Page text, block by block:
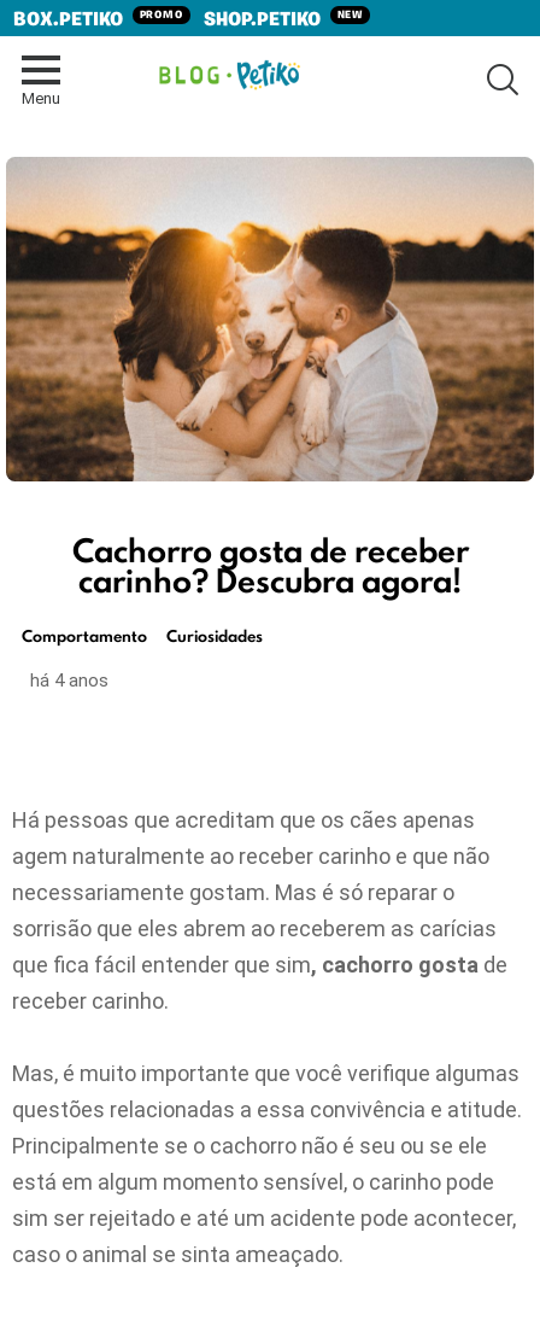
BOX.PETIKO PROMO SHOP.PETIKO NEW
Menu
Cachorro gosta de receber
carinho? Descubra agora!
Comportamento Curiosidades
há 4 anos
Há pessoas que acreditam que os cães apenas
agem naturalmente ao receber carinho e que não
necessariamente gostam. Mas é só reparar o
sorrisão que eles abrem ao receberem as carícias
que fica fácil entender que sim, cachorro gosta de
receber carinho.
Mas, é muito importante que você verifique algumas
questões relacionadas a essa convivência e atitude.
Principalmente se o cachorro não é seu ou se ele
está em algum momento sensível, o carinho pode
sim ser rejeitado e até um acidente pode acontecer,
caso o animal se sinta ameaçado.